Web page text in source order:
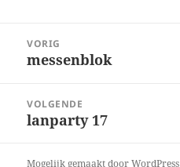
navigatie
VORIG
Vorig
messenblok
VOLGENDE
Volgend
lanparty 17
Mogelijk gemaakt door WordPress